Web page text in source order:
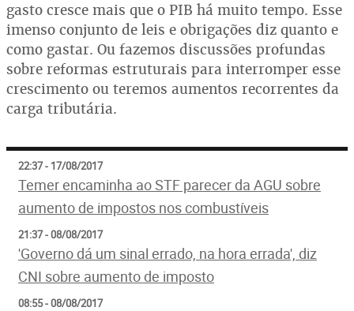
gasto cresce mais que o PIB há muito tempo. Esse
imenso conjunto de leis e obrigações diz quanto e
como gastar. Ou fazemos discussões profundas
sobre reformas estruturais para interromper esse
crescimento ou teremos aumentos recorrentes da
carga tributária.
22:37 - 17/08/2017
Temer encaminha ao STF parecer da AGU sobre
aumento de impostos nos combustíveis
21:37 - 08/08/2017
'Governo dá um sinal errado, na hora errada', diz
CNI sobre aumento de imposto
08:55 - 08/08/2017